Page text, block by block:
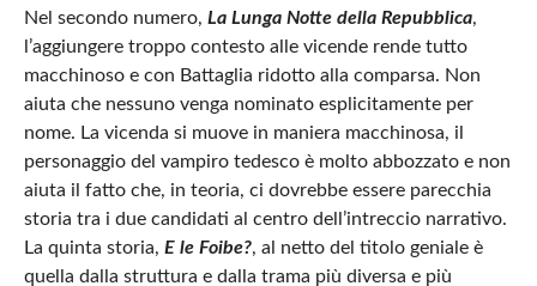
Nel secondo numero, La Lunga Notte della Repubblica,
l’aggiungere troppo contesto alle vicende rende tutto
macchinoso e con Battaglia ridotto alla comparsa. Non
aiuta che nessuno venga nominato esplicitamente per
nome. La vicenda si muove in maniera macchinosa, il
personaggio del vampiro tedesco è molto abbozzato e non
aiuta il fatto che, in teoria, ci dovrebbe essere parecchia
storia tra i due candidati al centro dell’intreccio narrativo.
La quinta storia, E le Foibe?, al netto del titolo geniale è
quella dalla struttura e dalla trama più diversa e più